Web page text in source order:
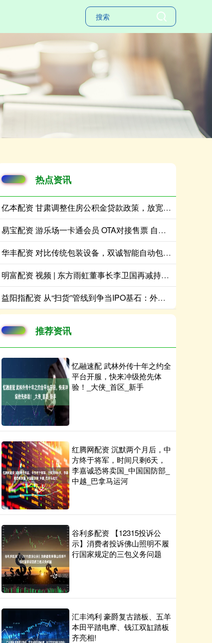
热点资讯
亿本配资 甘肃调整住房公积金贷款政策，放宽新就业毕业生贷款条件
易宝配资 游乐场一卡通会员 OTA对接售票 自助手环发放机计时南宁
华丰配资 对比传统包装设备，双诚智能自动包装机的核心优势有哪些
明富配资 视频 | 东方雨虹董事长李卫国再减持60万股，过去两年已累计套现11.95亿元
益阳指配资 从“扫货”管线到争当IPO基石：外资加码中国创新药
推荐资讯
忆融速配 武林外传十年之约全
平台开服，快来冲级抢先体
验！_大侠_首区_新手
红腾网配资 沉默两个月后，中
方终于将军，时间只剩6天，
李嘉诚恐将卖国_中国国防部_
中越_巴拿马运河
谷利多配资 【12315投诉公
示】消费者投诉佛山照明不履
行国家规定的三包义务问题
汇丰鸿利 豪爵复古踏板、五羊
本田平踏电摩、钱江双缸踏板
齐亮相!